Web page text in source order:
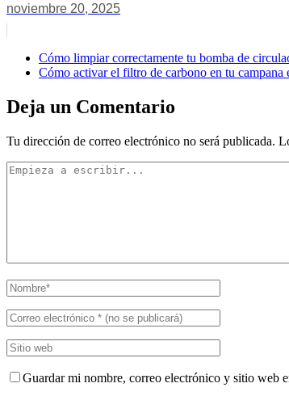
noviembre 20, 2025
Cómo limpiar correctamente tu bomba de
Cómo activar el filtro de carbono en tu campana
Deja un Comentario
Tu dirección de correo electrónico no será publicada.
Guardar mi nombre, correo electrónico y sitio web